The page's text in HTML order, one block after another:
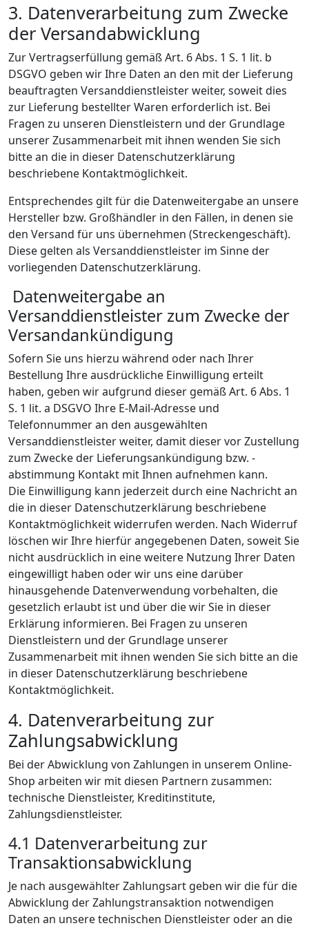
3. Datenverarbeitung zum Zwecke
der Versandabwicklung
Zur Vertragserfüllung gemäß Art. 6 Abs. 1 S. 1 lit. b
DSGVO geben wir Ihre Daten an den mit der Lieferung
beauftragten Versanddienstleister weiter, soweit dies
zur Lieferung bestellter Waren erforderlich ist. Bei
Fragen zu unseren Dienstleistern und der Grundlage
unserer Zusammenarbeit mit ihnen wenden Sie sich
bitte an die in dieser Datenschutzerklärung
beschriebene Kontaktmöglichkeit.
Entsprechendes gilt für die Datenweitergabe an unsere
Hersteller bzw. Großhändler in den Fällen, in denen sie
den Versand für uns übernehmen (Streckengeschäft).
Diese gelten als Versanddienstleister im Sinne der
vorliegenden Datenschutzerklärung.
Datenweitergabe an
Versanddienstleister zum Zwecke der
Versandankündigung
Sofern Sie uns hierzu während oder nach Ihrer
Bestellung Ihre ausdrückliche Einwilligung erteilt
haben, geben wir aufgrund dieser gemäß Art. 6 Abs. 1
S. 1 lit. a DSGVO Ihre E-Mail-Adresse und
Telefonnummer an den ausgewählten
Versanddienstleister weiter, damit dieser vor Zustellung
zum Zwecke der Lieferungsankündigung bzw. -
abstimmung Kontakt mit Ihnen aufnehmen kann.
Die Einwilligung kann jederzeit durch eine Nachricht an
die in dieser Datenschutzerklärung beschriebene
Kontaktmöglichkeit widerrufen werden. Nach Widerruf
löschen wir Ihre hierfür angegebenen Daten, soweit Sie
nicht ausdrücklich in eine weitere Nutzung Ihrer Daten
eingewilligt haben oder wir uns eine darüber
hinausgehende Datenverwendung vorbehalten, die
gesetzlich erlaubt ist und über die wir Sie in dieser
Erklärung informieren. Bei Fragen zu unseren
Dienstleistern und der Grundlage unserer
Zusammenarbeit mit ihnen wenden Sie sich bitte an die
in dieser Datenschutzerklärung beschriebene
Kontaktmöglichkeit.
4. Datenverarbeitung zur
Zahlungsabwicklung
Bei der Abwicklung von Zahlungen in unserem Online-
Shop arbeiten wir mit diesen Partnern zusammen:
technische Dienstleister, Kreditinstitute,
Zahlungsdienstleister.
4.1 Datenverarbeitung zur
Transaktionsabwicklung
Je nach ausgewählter Zahlungsart geben wir die für die
Abwicklung der Zahlungstransaktion notwendigen
Daten an unsere technischen Dienstleister oder an die